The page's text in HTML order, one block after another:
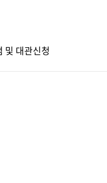
및 대관신청